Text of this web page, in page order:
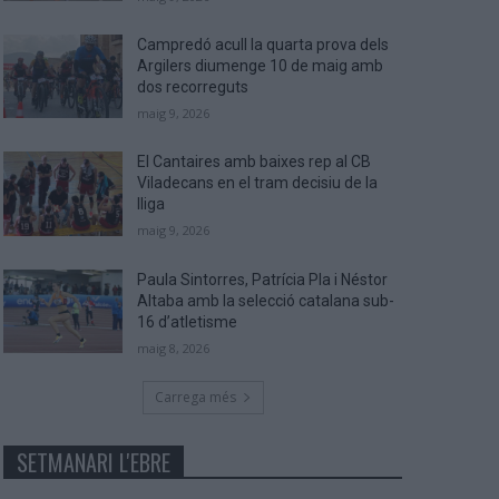
Campredó acull la quarta prova dels
Argilers diumenge 10 de maig amb
dos recorreguts
maig 9, 2026
El Cantaires amb baixes rep al CB
Viladecans en el tram decisiu de la
lliga
maig 9, 2026
Paula Sintorres, Patrícia Pla i Néstor
Altaba amb la selecció catalana sub-
16 d’atletisme
maig 8, 2026
Carrega més
SETMANARI L'EBRE